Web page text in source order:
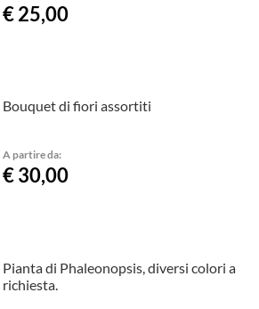
€ 25,00
Bouquet di fiori assortiti
A partire da:
€ 30,00
Pianta di Phaleonopsis, diversi colori a
richiesta.